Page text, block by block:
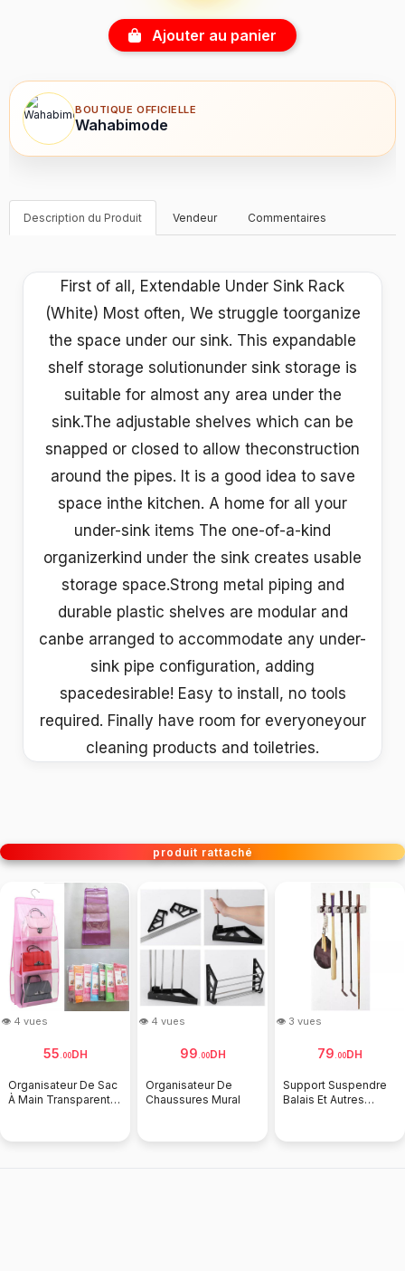
Ajouter au panier
BOUTIQUE OFFICIELLE
Wahabimode
Description du Produit Vendeur Commentaires
First of all, Extendable Under Sink Rack
(White) Most often, We struggle toorganize
the space under our sink. This expandable
shelf storage solutionunder sink storage is
suitable for almost any area under the
sink.The adjustable shelves which can be
snapped or closed to allow theconstruction
around the pipes. It is a good idea to save
space inthe kitchen. A home for all your
under-sink items The one-of-a-kind
organizerkind under the sink creates usable
storage space.Strong metal piping and
durable plastic shelves are modular and
canbe arranged to accommodate any under-
sink pipe configuration, adding
spacedesirable! Easy to install, no tools
required. Finally have room for everyoneyour
cleaning products and toiletries.
produit rattaché
👁 4 vues
55 00DH
Organisateur De Sac
À Main Transparent
👁 4 vues
99 00DH
Organisateur De
Chaussures Mural
👁 3 vues
79 00DH
Support Suspendre
Balais Et Autres